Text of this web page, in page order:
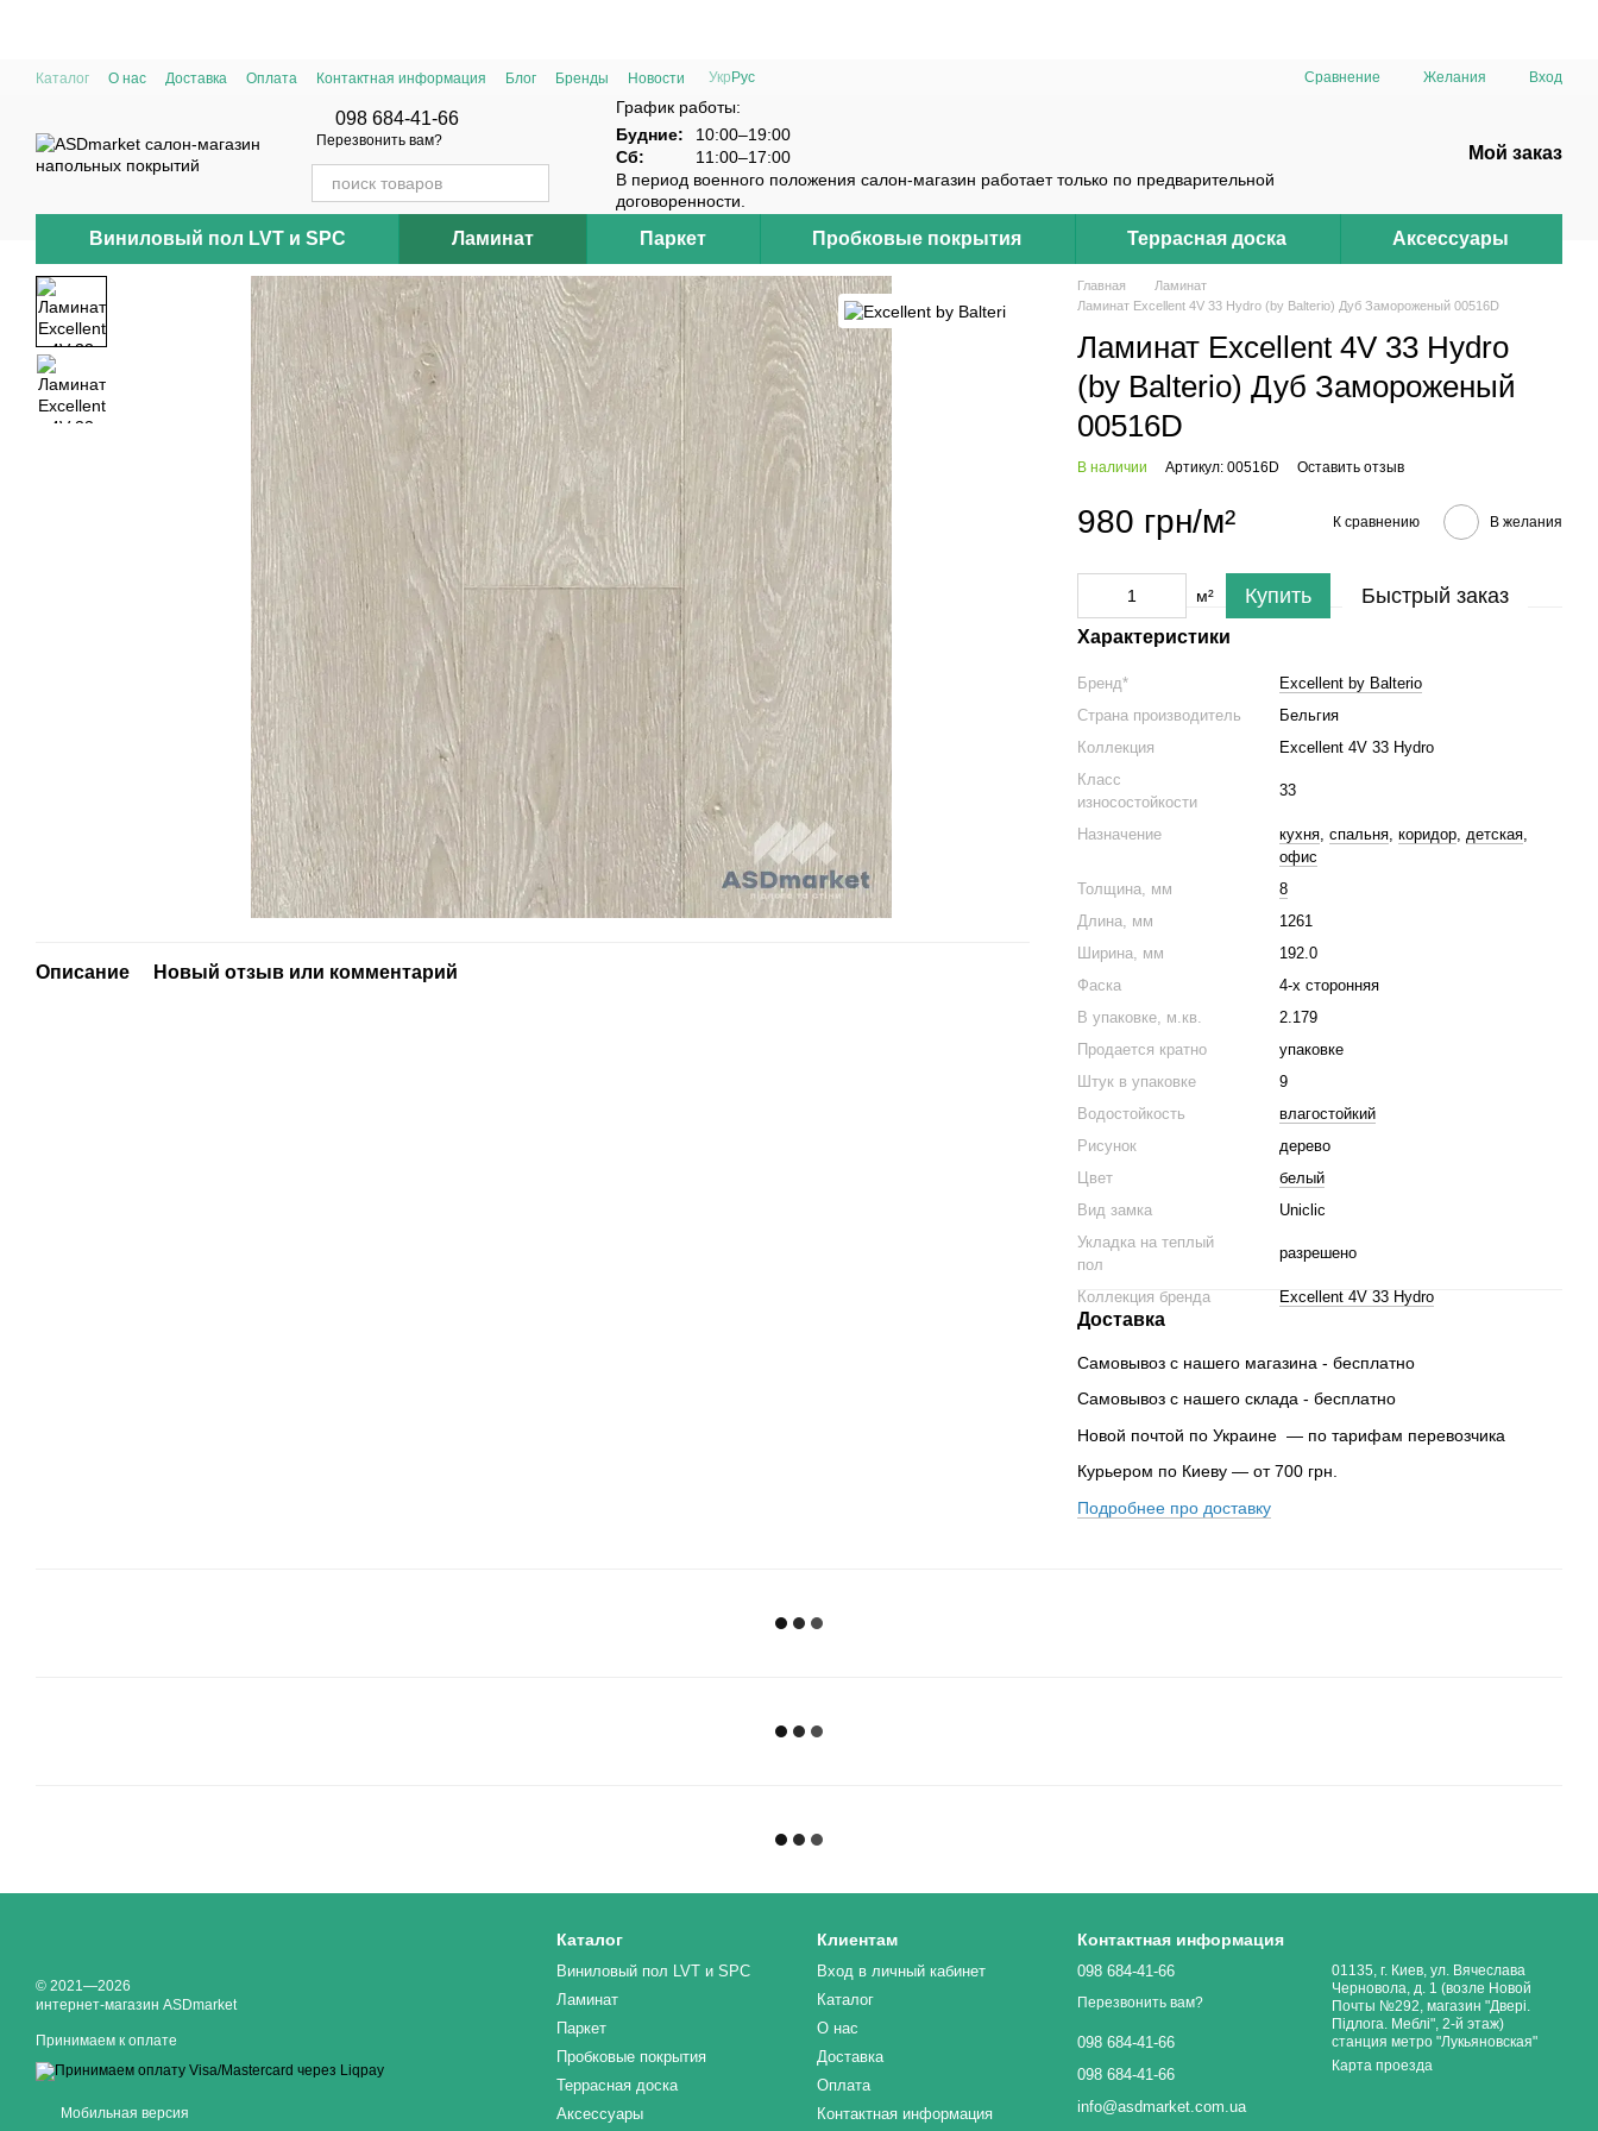
Каталог О нас Доставка Оплата Контактная информация Блог Бренды Новости Укр Рус Сравнение Желания Вход
098 684-41-66
Перезвонить вам?
График работы:
Будние:
10:00–19:00
Сб:
11:00–17:00
В период военного положения салон-магазин работает только по предварительной
договоренности.
Мой заказ
Виниловый пол LVT и SPC Ламинат Паркет Пробковые покрытия Террасная доска Аксессуары
Описание Новый отзыв или комментарий
Главная
Ламинат
Ламинат Excellent 4V 33 Hydro (by Balterio) Дуб Замороженый 00516D
Ламинат Excellent 4V 33 Hydro
(by Balterio) Дуб Замороженый
00516D
В наличии Артикул: 00516D Оставить отзыв
980 грн/м² К сравнению В желания
м² Купить Быстрый заказ
Характеристики
Бренд*
Excellent by Balterio
Страна производитель
Бельгия
Коллекция
Excellent 4V 33 Hydro
Класс
износостойкости
33
Назначение кухня, спальня, коридор, детская,
офис
Толщина, мм
8
Длина, мм
1261
Ширина, мм
192.0
Фаска
4-х сторонняя
В упаковке, м.кв.
2.179
Продается кратно
упаковке
Штук в упаковке
9
Водостойкость
влагостойкий
Рисунок
дерево
Цвет
белый
Вид замка
Uniclic
Укладка на теплый
пол
разрешено
Коллекция бренда Excellent 4V 33 Hydro
Доставка
Самовывоз с нашего магазина - бесплатно
Самовывоз с нашего склада - бесплатно
Новой почтой по Украине — по тарифам перевозчика
Курьером по Киеву — от 700 грн.
Подробнее про доставку
© 2021—2026
интернет-магазин ASDmarket
Принимаем к оплате
Мобильная версия
Каталог
Виниловый пол LVT и SPC
Ламинат
Паркет
Пробковые покрытия
Террасная доска
Аксессуары
Клиентам
Вход в личный кабинет
Каталог
О нас
Доставка
Оплата
Контактная информация
Контактная информация
098 684-41-66
Перезвонить вам?
098 684-41-66
098 684-41-66
info@asdmarket.com.ua
01135, г. Киев, ул. Вячеслава
Черновола, д. 1 (возле Новой
Почты №292, магазин "Двері.
Підлога. Меблі", 2-й этаж)
станция метро "Лукьяновская"
Карта проезда